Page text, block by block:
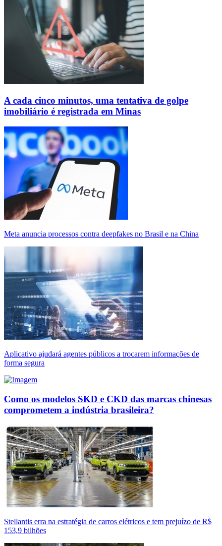
A cada cinco minutos, uma tentativa de golpe
imobiliário é registrada em Minas
Meta anuncia processos contra deepfakes no Brasil e na China
Aplicativo ajudará agentes públicos a trocarem informações de
forma segura
Como os modelos SKD e CKD das marcas chinesas
comprometem a indústria brasileira?
Stellantis erra na estratégia de carros elétricos e tem prejuízo de R$
153,9 bilhões